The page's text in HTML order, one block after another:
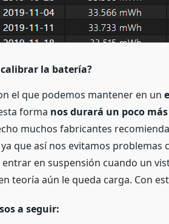
la batería?
el que podemos mantener en un
forma nos durará un poco más
muchos fabricantes
ya que así nos evitamos problemas
en suspensión cuando un
teoría aún le queda carga. Con
a seguir: